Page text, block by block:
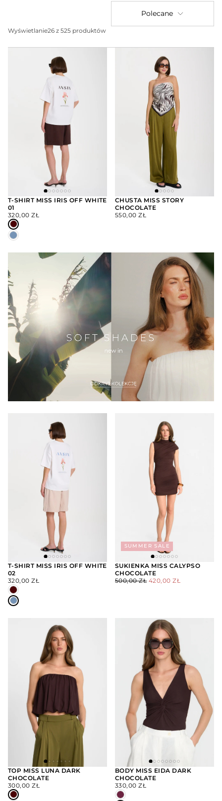
Polecane
Wyświetlanie26 z 525 produktów
OPCJE
T-SHIRT MISS IRIS OFF WHITE
01
CENA
REGULARNA
320,00 ZŁ
DODAJ
DO
KOSZYKA
CHUSTA MISS STORY
CHOCOLATE
CENA
550,00 ZŁ
WYBIERZ
OPCJE
T-SHIRT MISS IRIS OFF WHITE
02
CENA
REGULARNA
320,00 ZŁ
SUMMER SALE
WYBIERZ
OPCJE
SUKIENKA MISS CALYPSO
CHOCOLATE
CENA
500,00 ZŁ CENA
420,00 ZŁ
WYBIERZ
OPCJE
TOP MISS LUNA DARK
CHOCOLATE
CENA
REGULARNA
300,00 ZŁ
WYBIERZ
OPCJE
BODY MISS EIDA DARK
CHOCOLATE
CENA
REGULARNA
330,00 ZŁ